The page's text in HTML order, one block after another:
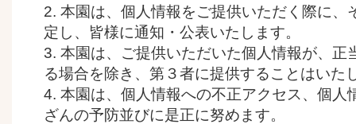
2. 本園は、個人情報をご提供いただく際に、
定し、皆様に通知・公表いたします。
3. 本園は、ご提供いただいた個人情報が、正
る場合を除き、第３者に提供することはいた
4. 本園は、個人情報への不正アクセス、個人
ざんの予防並びに是正に努めます。